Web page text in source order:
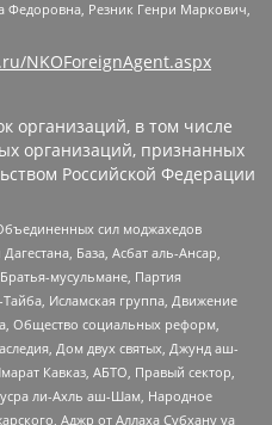
Резник Генри Маркович,
NKOForeignAgent.aspx
организаций, в том числе
организаций, признанных
Российской Федерации
сил моджахедов
База, Асбат аль-Ансар,
мусульмане, Партия
Исламская группа, Движение
Общество социальных реформ,
Дом двух святых, Джунд аш-
Кавказ, АБТО, Правый сектор,
ли-Ахль аш-Шам, Народное
Аджр от Аллаха Субхану уа